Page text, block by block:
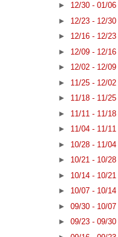
► 12/30 - 01/06
► 12/23 - 12/30
► 12/16 - 12/23
► 12/09 - 12/16
► 12/02 - 12/09
► 11/25 - 12/02
► 11/18 - 11/25
► 11/11 - 11/18
► 11/04 - 11/11
► 10/28 - 11/04
► 10/21 - 10/28
► 10/14 - 10/21
► 10/07 - 10/14
► 09/30 - 10/07
► 09/23 - 09/30